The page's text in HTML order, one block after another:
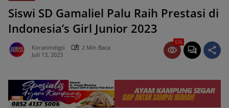
Siswi SD Gamaliel Palu Raih Prestasi di
Indonesia’s Girl Junior 2023
Koranindigo
2 Min Baca
Juli 13, 2023
576